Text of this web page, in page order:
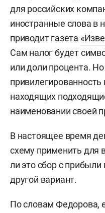
для российских
иностранные слова в
приводит газета
Сам налог будет
или доли процента.
находящих
наименовании своей
В настоящее время
схему применить для
ли это сбор с
другой вариант.
По словам Федорова,